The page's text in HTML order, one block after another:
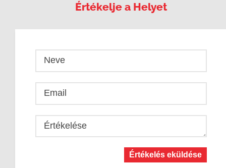
Értékelje a Helyet
Neve
Email
Értékelése
Értékelés eküldése